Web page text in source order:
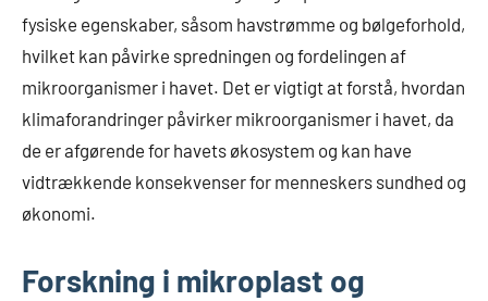
fysiske egenskaber, såsom havstrømme og bølgeforhold,
hvilket kan påvirke spredningen og fordelingen af ​​
mikroorganismer i havet. Det er vigtigt at forstå, hvordan
klimaforandringer påvirker mikroorganismer i havet, da
de er afgørende for havets økosystem og kan have
vidtrækkende konsekvenser for menneskers sundhed og
økonomi.
Forskning i mikroplast og